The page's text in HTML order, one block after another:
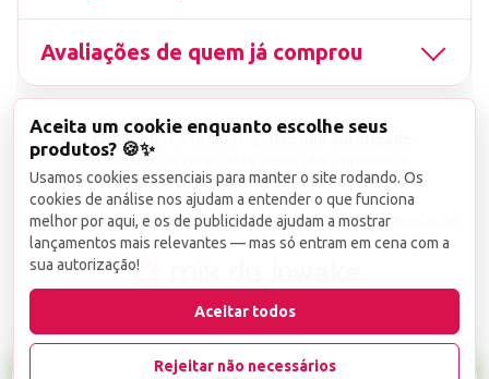
Avaliações de quem já comprou
▤ CNPJ13.851.519/0001-25
de imagens ou conteúdos deste site é proibido e
viola a Lei de Direitos Autorais nº 9.610/98.
Infrações serão denunciadas diretamente ao órgão competente.
Aceita um cookie enquanto escolhe seus
produtos? 🍪✨
Usamos cookies essenciais para manter o site rodando. Os
cookies de análise nos ajudam a entender o que funciona
melhor por aqui, e os de publicidade ajudam a mostrar
lançamentos mais relevantes — mas só entram em cena com a
sua autorização!
Aceitar todos
Rejeitar não necessários